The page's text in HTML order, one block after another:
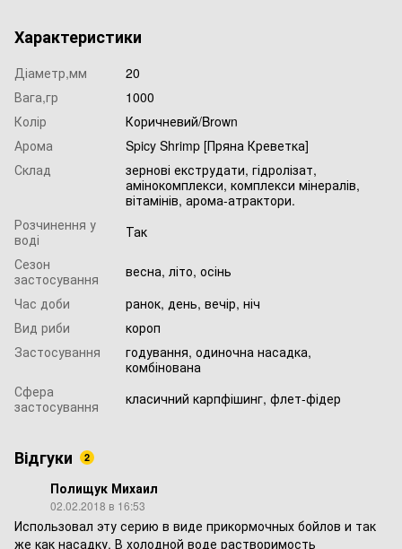
Характеристики
Діаметр,мм
20
Вага,гр
1000
Колір
Коричневий/Brown
Арома
Spicy Shrimp [Пряна Креветка]
Склад
зернові екструдати, гідролізат,
амінокомплекси, комплекси мінералів,
вітамінів, арома-атрактори.
Розчинення у
воді
Так
Сезон
застосування
весна, літо, осінь
Час доби
ранок, день, вечір, ніч
Вид риби
короп
Застосування
годування, одиночна насадка,
комбінована
Сфера
застосування
класичний карпфішинг, флет-фідер
Відгуки 2
Полищук Михаил
02.02.2018 в 16:53
Использовал эту серию в виде прикормочных бойлов и так
же как насадку. В холодной воде растворимость